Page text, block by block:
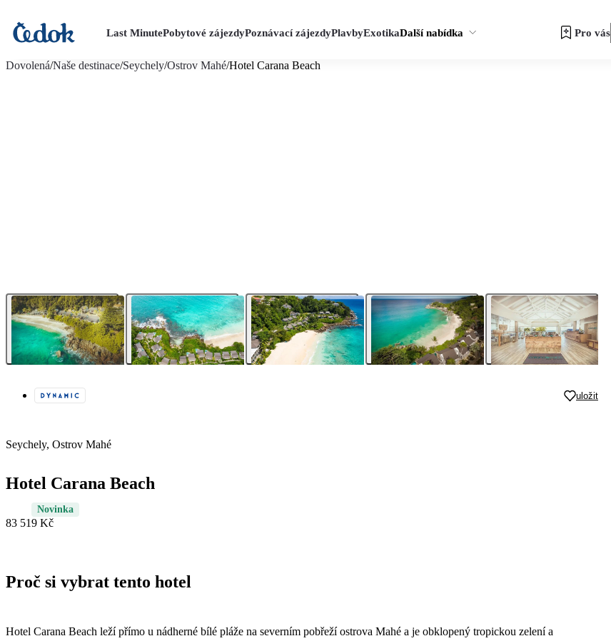
Last MinutePobytové zájezdyPoznávací zájezdyPlavbyExotikaDalší nabídka Pro vás
Dovolená/Naše destinace/Seychely/Ostrov Mahé/Hotel Carana Beach
uložit
Seychely, Ostrov Mahé
Hotel Carana Beach
Novinka
83 519 Kč
Proč si vybrat tento hotel
Hotel Carana Beach leží přímo u nádherné bílé pláže na severním pobřeží ostrova Mahé a je obklopený tropickou zelení a